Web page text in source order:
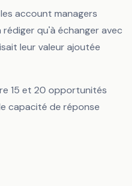
les account managers
qu'à échanger avec
leur valeur ajoutée
15 et 20 opportunités
capacité de réponse